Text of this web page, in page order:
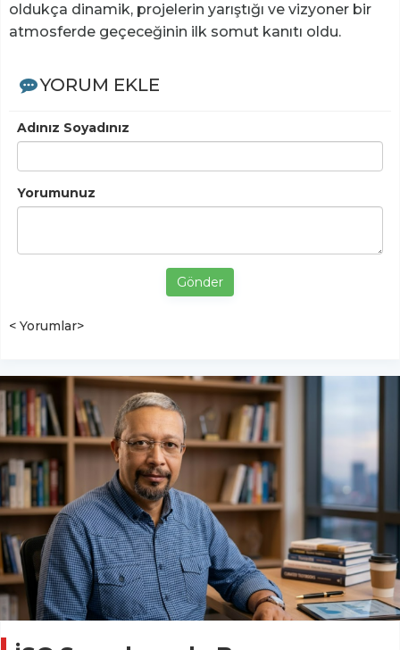
oldukça dinamik, projelerin yarıştığı ve vizyoner bir
atmosferde geçeceğinin ilk somut kanıtı oldu.
YORUM EKLE
Adınız Soyadınız
Yorumunuz
Gönder
< Yorumlar>